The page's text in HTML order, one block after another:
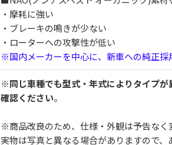
・摩耗に強い
・ブレーキの鳴きが少ない
・ローターへの攻撃性が低い
※国内メーカーを中心に、新車への純正採
※同じ車種でも型式・年式によりタイプが
確認ください。
※商品改良のため、仕様・外観は予告なく
実物は写真と異なる場合がありますので